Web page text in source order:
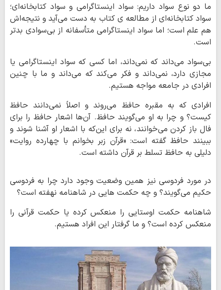
ما دو نوع سواد داریم: سواد اینستاگرامی و سواد کتابخانه‌ای؛
سواد کتابخانه‌ای از مطالعه ی کتاب به دست می‌آید و نتیجه‌اش
هم علم است؛ اما سواد اینستاگرامی متأسفانه از بی‌سوادی بدتر
است.
بی‌سواد می‌داند که نمی‌داند، اما کسی که سواد اینستاگرامی یا
مجازی دارد، نمی‌داند و فکر می‌کند که می‌داند و ما با چنین
افرادی در جامعه مواجه هستیم.
افرادی که به مقبره حافظ می‌روند و اصلاً نمی‌دانند حافظ
کیست؟ و چرا به او می‌گویند حافظ. آن‌ها اشعار حافظ را برای
فال باز کردن می‌خوانند، نه برای این‌که با اشعار او آشنا شوند و
ببینند حافظ گفته است: «قرآن زبر بخوانم با چهارده روایت»
دلیلی به حافظ تسلط بر قرآن داشته است.
در مورد فردوسی نیز همین وضعیت وجود دارد چرا به فردوسی
حکیم می‌گویند؟ و چه حکمت هایی در شاهنامه نهفته است؟
شاهنامه حکمت اوستایی را منعکس کرده یا حکمت قرآنی را
منعکس کرده است؟ و ما گرفتار این افراد هستیم.